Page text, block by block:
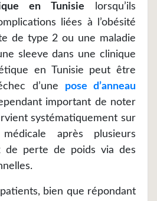
en Tunisie lorsqu’ils
liées à l’obésité
de type 2 ou une maladie
sleeve dans une clinique
en Tunisie peut être
d’une pose d’anneau
important de noter
systématiquement sur
médicale après plusieurs
de perte de poids via des
bien que répondant